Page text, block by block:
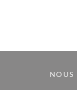
NOUS